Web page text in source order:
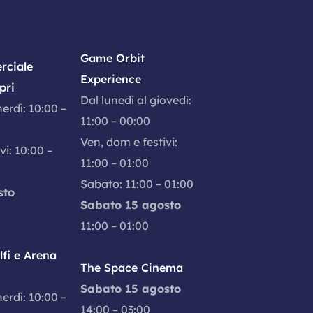
10:00 –
10:00 –
e Arena
10:00 –
Game Orbit
Experience
Dal lunedì al giovedì:
11:00 – 00:00
Ven, dom e festivi:
11:00 – 01:00
Sabato: 11:00 – 01:00
Sabato 15 agosto
11:00 – 01:00
The Space Cinema
Sabato 15 agosto
14:00 – 03:00